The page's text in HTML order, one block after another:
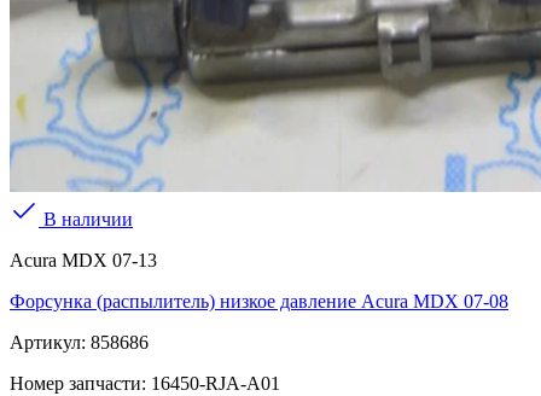
В наличии
Acura MDX 07-13
Форсунка (распылитель) низкое давление Acura MDX 07-08
Артикул: 858686
Номер запчасти: 16450-RJA-A01